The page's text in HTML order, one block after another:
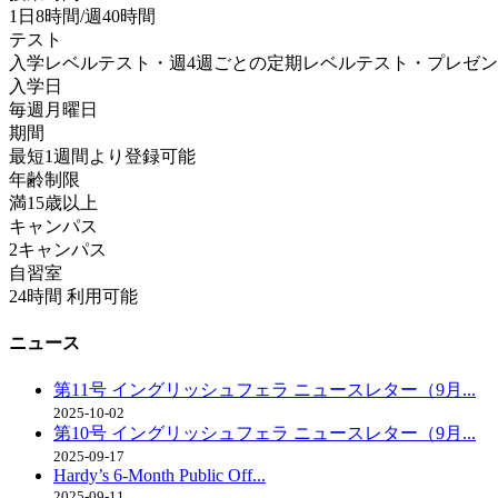
1日8時間/週40時間
テスト
入学レベルテスト・週4週ごとの定期レベルテスト・プレゼ
入学日
毎週月曜日
期間
最短1週間より登録可能
年齢制限
満15歳以上
キャンパス
2キャンパス
自習室
24時間 利用可能
ニュース
第11号 イングリッシュフェラ ニュースレター（9月...
2025-10-02
第10号 イングリッシュフェラ ニュースレター（9月...
2025-09-17
Hardy’s 6-Month Public Off...